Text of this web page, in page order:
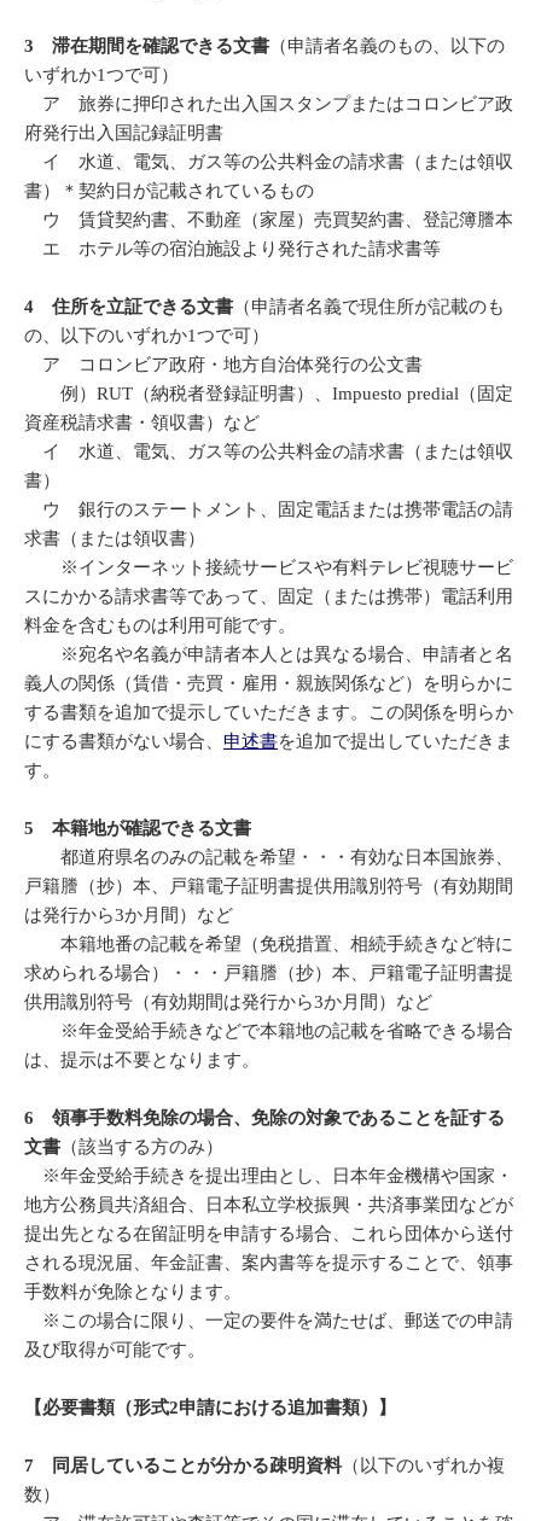
3 滞在期間を確認できる文書 （申請者名義のもの、以下の
いずれか1つで可）
ア 旅券に押印された出入国スタンプまたはコロンビア政
府発行出入国記録証明書
イ 水道、電気、ガス等の公共料金の請求書（または領収
書）＊契約日が記載されているもの
ウ 賃貸契約書、不動産（家屋）売買契約書、登記簿謄本
エ ホテル等の宿泊施設より発行された請求書等
4 住所を立証できる文書 （申請者名義で現住所が記載のも
の、以下のいずれか1つで可）
ア コロンビア政府・地方自治体発行の公文書
例）RUT（納税者登録証明書）、Impuesto predial（固定
資産税請求書・領収書）など
イ 水道、電気、ガス等の公共料金の請求書（または領収
書）
ウ 銀行のステートメント、固定電話または携帯電話の請
求書（または領収書）
※インターネット接続サービスや有料テレビ視聴サービ
スにかかる請求書等であって、固定（または携帯）電話利用
料金を含むものは利用可能です。
※宛名や名義が申請者本人とは異なる場合、申請者と名
義人の関係（賃借・売買・雇用・親族関係など）を明らかに
する書類を追加で提示していただきます。この関係を明らか
にする書類がない場合、 申述書を追加で提出していただきま
す。
5 本籍地が確認できる文書
都道府県名のみの記載を希望・・・有効な日本国旅券、
戸籍謄（抄）本、戸籍電子証明書提供用識別符号（有効期間
は発行から3か月間）など
本籍地番の記載を希望（免税措置、相続手続きなど特に
求められる場合）・・・戸籍謄（抄）本、戸籍電子証明書提
供用識別符号（有効期間は発行から3か月間）など
※年金受給手続きなどで本籍地の記載を省略できる場合
は、提示は不要となります。
6 領事手数料免除の場合、免除の対象であることを証する
文書 （該当する方のみ）
※年金受給手続きを提出理由とし、日本年金機構や国家・
地方公務員共済組合、日本私立学校振興・共済事業団などが
提出先となる在留証明を申請する場合、これら団体から送付
される現況届、年金証書、案内書等を提示することで、領事
手数料が免除となります。
※この場合に限り、一定の要件を満たせば、郵送での申請
及び取得が可能です。
【必要書類（形式2申請における追加書類）】
7 同居していることが分かる疎明資料 （以下のいずれか複
数）